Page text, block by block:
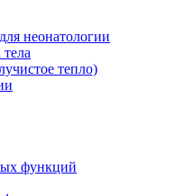
неонатологии
тепло)
функций